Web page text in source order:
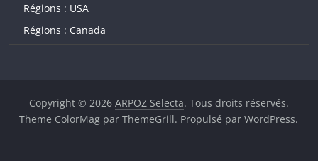
Régions : USA
Régions : Canada
Copyright © 2026 ARPOZ Selecta. Tous droits réservés.
Theme ColorMag par ThemeGrill. Propulsé parWordPress.